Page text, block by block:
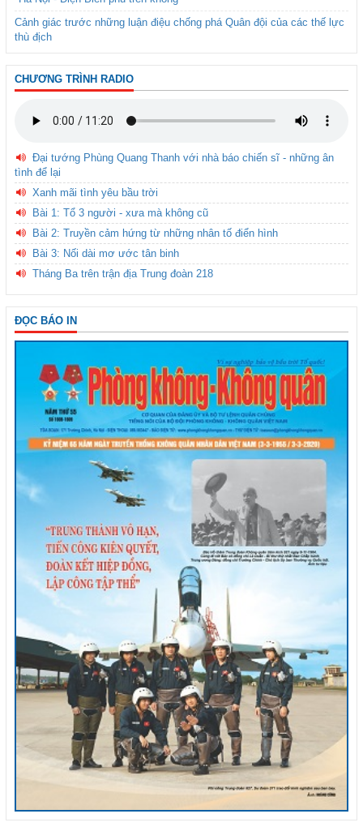
Cảnh giác trước những luận điệu chống phá Quân đội của các thế lực
thù địch
CHƯƠNG TRÌNH RADIO
Đại tướng Phùng Quang Thanh với nhà báo chiến sĩ - những ân
tình để lại
Xanh mãi tình yêu bầu trời
Bài 1: Tổ 3 người - xưa mà không cũ
Bài 2: Truyền cảm hứng từ những nhân tố điển hình
Bài 3: Nối dài mơ ước tân binh
Tháng Ba trên trận địa Trung đoàn 218
ĐỌC BÁO IN